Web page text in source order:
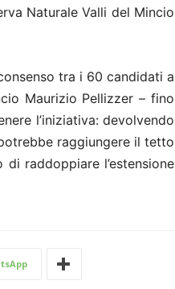
Naturale Valli del Mincio
tra i 60 candidati a
Maurizio Pellizzer – fino
l’iniziativa: devolvendo
raggiungere il tetto
raddoppiare l’estensione